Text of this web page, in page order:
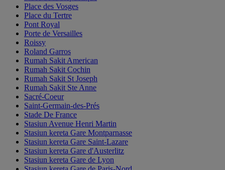
Place des Vosges
Place du Tertre
Pont Royal
Porte de Versailles
Roissy
Roland Garros
Rumah Sakit American
Rumah Sakit Cochin
Rumah Sakit St Joseph
Rumah Sakit Ste Anne
Sacré-Coeur
Saint-Germain-des-Prés
Stade De France
Stasiun Avenue Henri Martin
Stasiun kereta Gare Montparnasse
Stasiun kereta Gare Saint-Lazare
Stasiun kereta Gare d'Austerlitz
Stasiun kereta Gare de Lyon